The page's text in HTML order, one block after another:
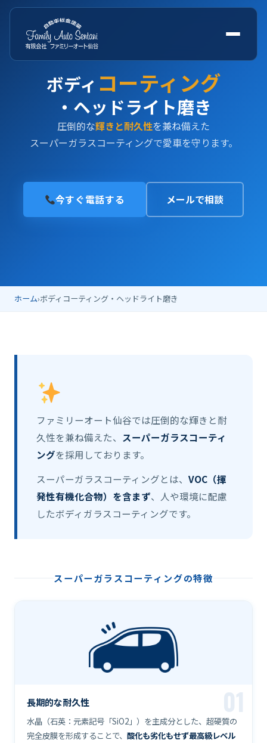
ボディ コーティング
・ヘッドライト磨き
圧倒的な輝きと耐久性を兼ね備えた
スーパーガラスコーティングで愛車を守ります。
今すぐ電話する メールで相談
ホーム›ボディコーティング・ヘッドライト磨き
ファミリーオート仙谷では圧倒的な輝きと耐
久性を兼ね備えた、 スーパーガラスコーティ
ングを採用しております。
スーパーガラスコーティングとは、 VOC（揮
発性有機化合物）を含まず、人や環境に配慮
したボディガラスコーティングです。
スーパーガラスコーティングの特徴
01
長期的な耐久性
水晶（石英：元素記号「SiO2」）を主成分とした、超硬質の
完全皮膜を形成することで、 酸化も劣化もせず最高級レベル